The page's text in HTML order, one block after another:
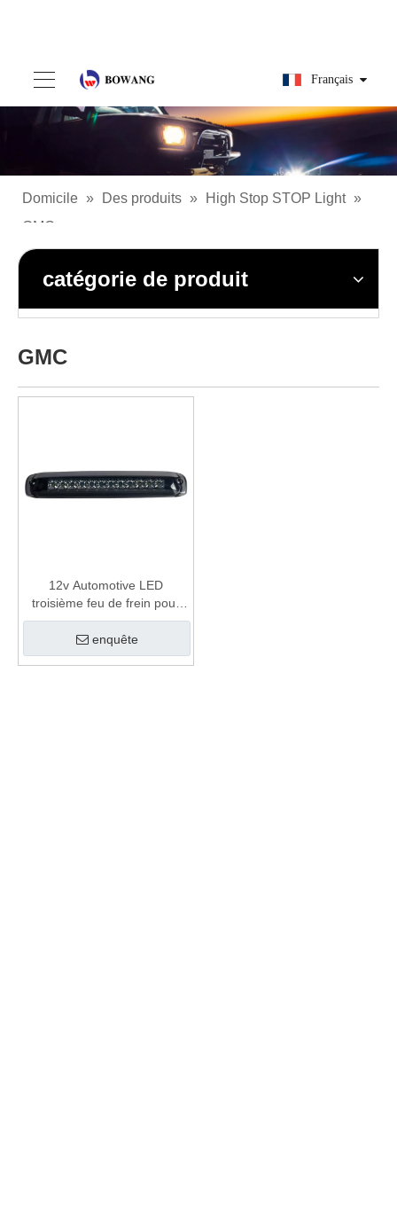
Français
Domicile » Des produits » High Stop STOP Light »
GMC
catégorie de produit
GMC
12v Automotive LED
troisième feu de frein pour
silverado
enquête